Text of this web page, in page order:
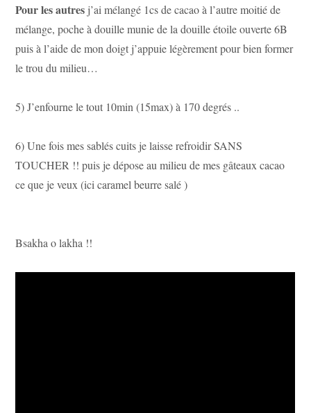
Pour les autres j’ai mélangé 1cs de cacao à l’autre moitié de
mélange, poche à douille munie de la douille étoile ouverte 6B
puis à l’aide de mon doigt j’appuie légèrement pour bien former
le trou du milieu…
5) J’enfourne le tout 10min (15max) à 170 degrés ..
6) Une fois mes sablés cuits je laisse refroidir SANS
TOUCHER !! puis je dépose au milieu de mes gâteaux cacao
ce que je veux (ici caramel beurre salé )
Bsakha o lakha !!